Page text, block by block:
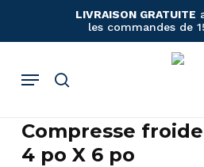
LIVRAISON GRATUITE
les commandes de
Menu
Close
Compresse
4 po X 6 po